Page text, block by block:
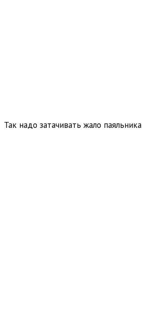
Так надо затачивать жало паяльника